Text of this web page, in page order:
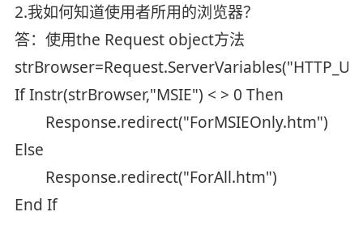
2.我如何知道使用者所用的浏览器？
答：使用the Request object方法
If Instr(strBrowser,"MSIE") < > 0 Then
Response.redirect("ForMSIEOnly.htm")
Else
Response.redirect("ForAll.htm")
End If